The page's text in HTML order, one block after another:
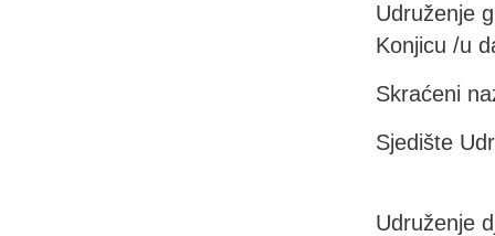
Udruženje
Konjicu /u
Skraćeni
Sjedište
Udruženje